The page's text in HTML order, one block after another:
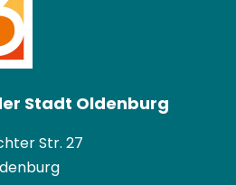
Stadt Oldenburg
Str. 27